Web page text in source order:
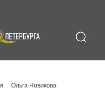
Ольга Новикова